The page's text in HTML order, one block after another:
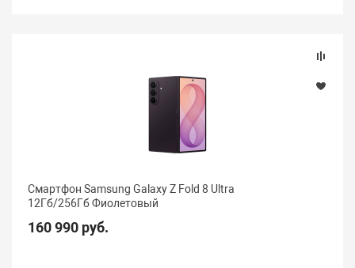
Смартфон Samsung Galaxy Z Fold 8 Ultra
12Гб/256Гб Фиолетовый
160 990 руб.